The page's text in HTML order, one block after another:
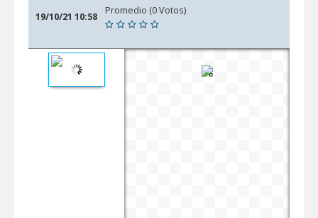
19/10/21 10:58
Promedio (0 Votos)